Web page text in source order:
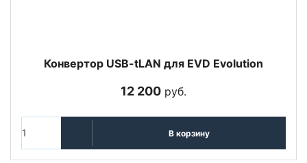
Конвертор USB-tLAN для EVD Evolution
12 200 руб.
В корзину